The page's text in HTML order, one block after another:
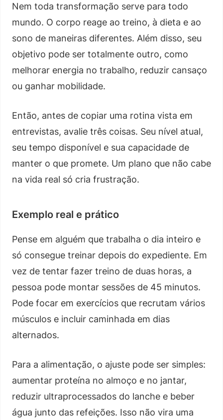
Nem toda transformação serve para todo
mundo. O corpo reage ao treino, à dieta e ao
sono de maneiras diferentes. Além disso, seu
objetivo pode ser totalmente outro, como
melhorar energia no trabalho, reduzir cansaço
ou ganhar mobilidade.
Então, antes de copiar uma rotina vista em
entrevistas, avalie três coisas. Seu nível atual,
seu tempo disponível e sua capacidade de
manter o que promete. Um plano que não cabe
na vida real só cria frustração.
Exemplo real e prático
Pense em alguém que trabalha o dia inteiro e
só consegue treinar depois do expediente. Em
vez de tentar fazer treino de duas horas, a
pessoa pode montar sessões de 45 minutos.
Pode focar em exercícios que recrutam vários
músculos e incluir caminhada em dias
alternados.
Para a alimentação, o ajuste pode ser simples:
aumentar proteína no almoço e no jantar,
reduzir ultraprocessados do lanche e beber
água junto das refeições. Isso não vira uma